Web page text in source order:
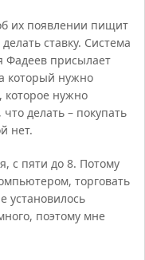
их появлении пищит
ставку. Система
Фадеев присылает
который нужно
которое нужно
делать – покупать
нет.
с пяти до 8. Потому
торговать
установилось
поэтому мне